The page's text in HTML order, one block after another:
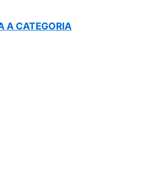
A CATEGORIA